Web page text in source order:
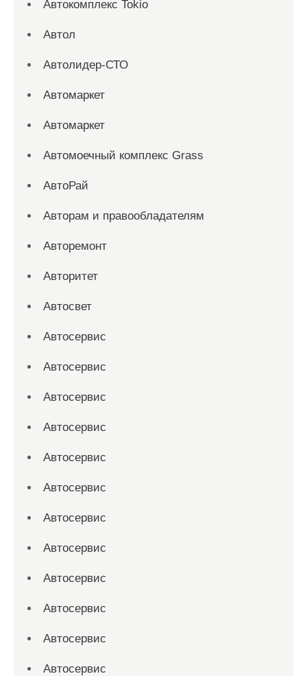
Автокомплекс Tokio
Автол
Автолидер-СТО
Автомаркет
Автомаркет
Автомоечный комплекс Grass
АвтоРай
Авторам и правообладателям
Авторемонт
Авторитет
Автосвет
Автосервис
Автосервис
Автосервис
Автосервис
Автосервис
Автосервис
Автосервис
Автосервис
Автосервис
Автосервис
Автосервис
Автосервис